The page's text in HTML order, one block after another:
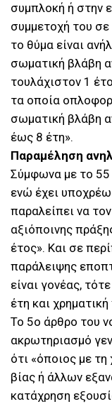
συμπλοκή ή στην
συμμετοχή του
το θύμα είναι
σωματική βλάβη
τουλάχιστον 1
τα οποία
σωματική βλάβη
έως 8 έτη».
Παραμέληση
Σύμφωνα με το 55
ενώ έχει
παραλείπει να
αξιόποινης
έτος». Και σε
παράλειψης
είναι γονέας,
έτη και
Το 5ο άρθρο του
ακρωτηριασμό
ότι «όποιος με
βίας ή άλλων
κατάχρηση